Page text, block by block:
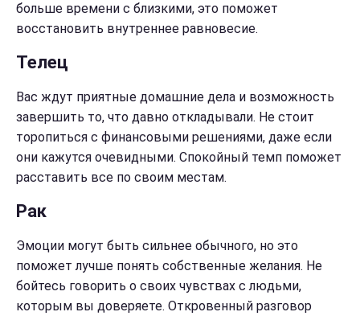
больше времени с близкими, это поможет
восстановить внутреннее равновесие.
Телец
Вас ждут приятные домашние дела и возможность
завершить то, что давно откладывали. Не стоит
торопиться с финансовыми решениями, даже если
они кажутся очевидными. Спокойный темп поможет
расставить все по своим местам.
Рак
Эмоции могут быть сильнее обычного, но это
поможет лучше понять собственные желания. Не
бойтесь говорить о своих чувствах с людьми,
которым вы доверяете. Откровенный разговор